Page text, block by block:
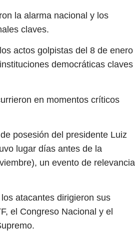
la alarma nacional y los
claves.
actos golpistas del 8 de enero
democráticas claves
en momentos críticos
posesión del presidente Luiz
lugar días antes de la
un evento de relevancia
atacantes dirigieron sus
el Congreso Nacional y el